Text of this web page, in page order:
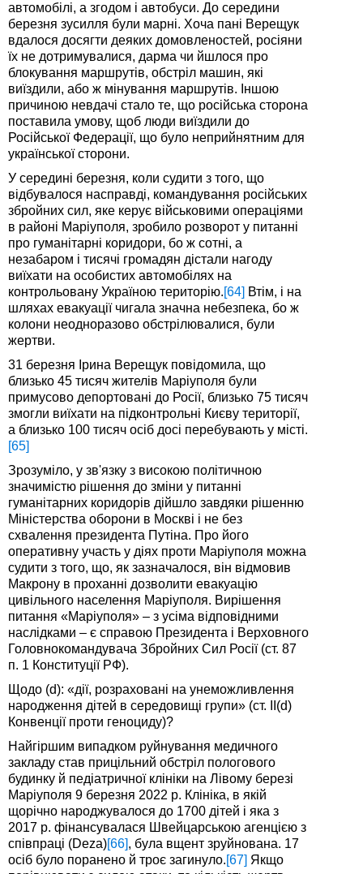
автомобілі, а згодом і автобуси. До середини
березня зусилля були марні. Хоча пані Верещук
вдалося досягти деяких домовленостей, росіяни
їх не дотримувалися, дарма чи йшлося про
блокування маршрутів, обстріл машин, які
виїздили, або ж мінування маршрутів. Іншою
причиною невдачі стало те, що російська сторона
поставила умову, щоб люди виїздили до
Російської Федерації, що було неприйнятним для
української сторони.
У середині березня, коли судити з того, що
відбувалося насправді, командування російських
збройних сил, яке керує військовими операціями
в районі Маріуполя, зробило розворот у питанні
про гуманітарні коридори, бо ж сотні, а
незабаром і тисячі громадян дістали нагоду
виїхати на особистих автомобілях на
контрольовану Україною територію.[64] Втім, і на
шляхах евакуації чигала значна небезпека, бо ж
колони неодноразово обстрілювалися, були
жертви.
31 березня Ірина Верещук повідомила, що
близько 45 тисяч жителів Маріуполя були
примусово депортовані до Росії, близько 75 тисяч
змогли виїхати на підконтрольні Києву території,
а близько 100 тисяч осіб досі перебувають у місті.
[65]
Зрозуміло, у зв'язку з високою політичною
значимістю рішення до зміни у питанні
гуманітарних коридорів дійшло завдяки рішенню
Міністерства оборони в Москві і не без
схвалення президента Путіна. Про його
оперативну участь у діях проти Маріуполя можна
судити з того, що, як зазначалося, він відмовив
Макрону в проханні дозволити евакуацію
цивільного населення Маріуполя. Вирішення
питання «Маріуполя» – з усіма відповідними
наслідками – є справою Президента і Верховного
Головнокомандувача Збройних Сил Росії (ст. 87
п. 1 Конституції РФ).
Щодо (d): «дії, розраховані на унеможливлення
народження дітей в середовищі групи» (ст. II(d)
Конвенції проти геноциду)?
Найгіршим випадком руйнування медичного
закладу став прицільний обстріл пологового
будинку й педіатричної клініки на Лівому березі
Маріуполя 9 березня 2022 р. Клініка, в якій
щорічно народжувалося до 1700 дітей і яка з
2017 р. фінансувалася Швейцарською агенцією з
співпраці (Deza)[66], була вщент зруйнована. 17
осіб було поранено й троє загинуло.[67] Якщо